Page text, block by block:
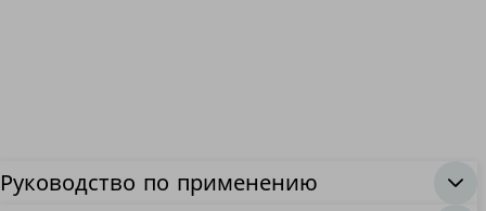
Руководство по применению